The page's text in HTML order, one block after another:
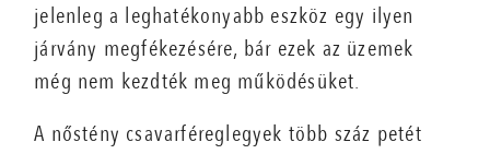
jelenleg a leghatékonyabb eszköz egy ilyen
járvány megfékezésére, bár ezek az üzemek
még nem kezdték meg működésüket.
A nőstény csavarféreglegyek több száz petét